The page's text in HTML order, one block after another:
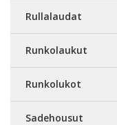
Rullalaudat
Runkolaukut
Runkolukot
Sadehousut